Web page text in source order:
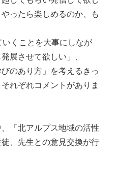
ったら楽しめるのか、も
いくことを大事にしなが
展させて欲しい」、
のあり方」を考えるきっ
れぞれコメントがありま
「北アルプス地域の活性
、先生との意見交換が行